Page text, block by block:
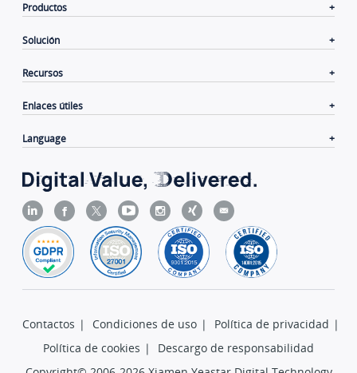
Productos
Solución
Recursos
Enlaces útiles
Language
Contactos | Condiciones de uso | Política de privacidad |
Política de cookies |
Descargo de responsabilidad